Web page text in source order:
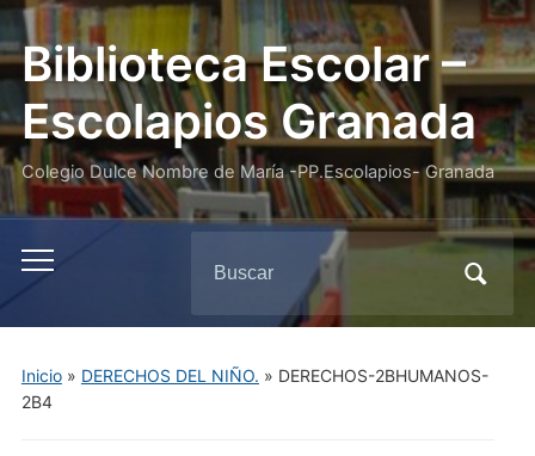
Biblioteca Escolar –
Escolapios Granada
Colegio Dulce Nombre de María -PP.Escolapios- Granada
Alternar
menú
móvil
Inicio» DERECHOS DEL NIÑO. » DERECHOS-2BHUMANOS-
2B4